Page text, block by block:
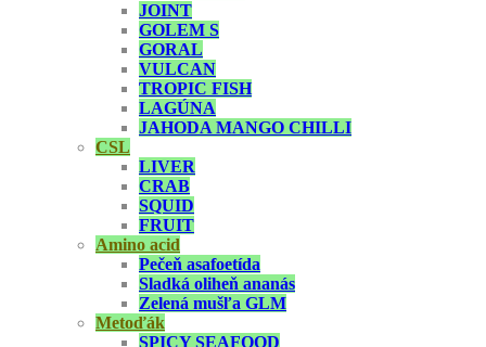
JOINT
GOLEM S
GORAL
VULCAN
TROPIC FISH
LAGÚNA
JAHODA MANGO CHILLI
CSL
LIVER
CRAB
SQUID
FRUIT
Amino acid
Pečeň asafoetída
Sladká oliheň ananás
Zelená mušľa GLM
Metoďák
SPICY SEAFOOD